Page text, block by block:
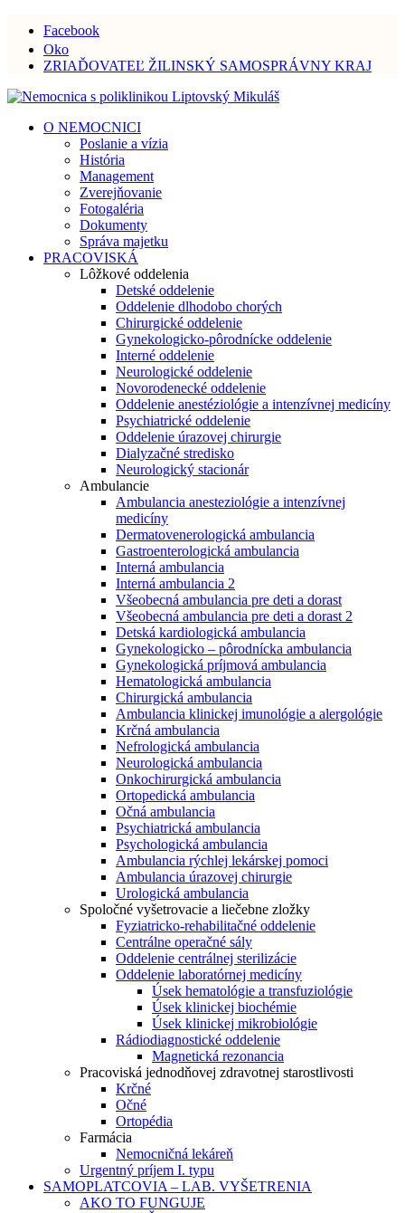
Facebook
Oko
ZRIAĎOVATEĽ ŽILINSKÝ SAMOSPRÁVNY KRAJ
O NEMOCNICI
Poslanie a vízia
História
Management
Zverejňovanie
Fotogaléria
Dokumenty
Správa majetku
PRACOVISKÁ
Lôžkové oddelenia
Detské oddelenie
Oddelenie dlhodobo chorých
Chirurgické oddelenie
Gynekologicko-pôrodnícke oddelenie
Interné oddelenie
Neurologické oddelenie
Novorodenecké oddelenie
Oddelenie anestéziológie a intenzívnej medicíny
Psychiatrické oddelenie
Oddelenie úrazovej chirurgie
Dialyzačné stredisko
Neurologický stacionár
Ambulancie
Ambulancia anesteziológie a intenzívnej
medicíny
Dermatovenerologická ambulancia
Gastroenterologická ambulancia
Interná ambulancia
Interná ambulancia 2
Všeobecná ambulancia pre deti a dorast
Všeobecná ambulancia pre deti a dorast 2
Detská kardiologická ambulancia
Gynekologicko – pôrodnícka ambulancia
Gynekologická príjmová ambulancia
Hematologická ambulancia
Chirurgická ambulancia
Ambulancia klinickej imunológie a alergológie
Krčná ambulancia
Nefrologická ambulancia
Neurologická ambulancia
Onkochirurgická ambulancia
Ortopedická ambulancia
Očná ambulancia
Psychiatrická ambulancia
Psychologická ambulancia
Ambulancia rýchlej lekárskej pomoci
Ambulancia úrazovej chirurgie
Urologická ambulancia
Spoločné vyšetrovacie a liečebne zložky
Fyziatricko-rehabilitačné oddelenie
Centrálne operačné sály
Oddelenie centrálnej sterilizácie
Oddelenie laboratórnej medicíny
Úsek hematológie a transfuziológie
Úsek klinickej biochémie
Úsek klinickej mikrobiológie
Rádiodiagnostické oddelenie
Magnetická rezonancia
Pracoviská jednodňovej zdravotnej starostlivosti
Krčné
Očné
Ortopédia
Farmácia
Nemocničná lekáreň
Urgentný príjem I. typu
SAMOPLATCOVIA – LAB. VYŠETRENIA
AKO TO FUNGUJE